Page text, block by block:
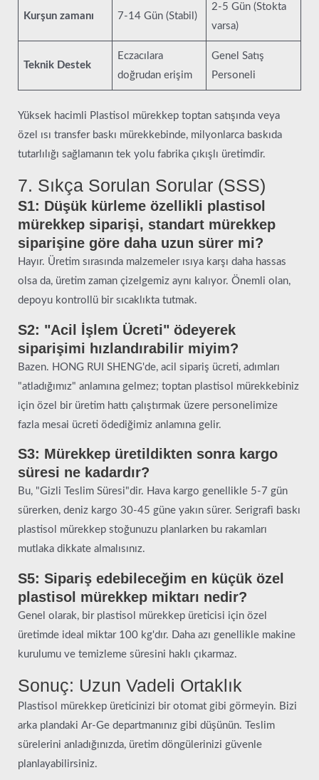
Kurşun zamanı 7-14 Gün (Stabil)
2-5 Gün (Stokta
varsa)
Teknik Destek
Eczacılara
doğrudan erişim
Genel Satış
Personeli
Yüksek hacimli Plastisol mürekkep toptan satışında veya
özel ısı transfer baskı mürekkebinde, milyonlarca baskıda
tutarlılığı sağlamanın tek yolu fabrika çıkışlı üretimdir.
7. Sıkça Sorulan Sorular (SSS)
S1: Düşük kürleme özellikli plastisol
mürekkep siparişi, standart mürekkep
siparişine göre daha uzun sürer mi?
Hayır. Üretim sırasında malzemeler ısıya karşı daha hassas
olsa da, üretim zaman çizelgemiz aynı kalıyor. Önemli olan,
depoyu kontrollü bir sıcaklıkta tutmak.
S2: "Acil İşlem Ücreti" ödeyerek
siparişimi hızlandırabilir miyim?
Bazen. HONG RUI SHENG'de, acil sipariş ücreti, adımları
"atladığımız" anlamına gelmez; toptan plastisol mürekkebiniz
için özel bir üretim hattı çalıştırmak üzere personelimize
fazla mesai ücreti ödediğimiz anlamına gelir.
S3: Mürekkep üretildikten sonra kargo
süresi ne kadardır?
Bu, "Gizli Teslim Süresi"dir. Hava kargo genellikle 5-7 gün
sürerken, deniz kargo 30-45 güne yakın sürer. Serigrafi baskı
plastisol mürekkep stoğunuzu planlarken bu rakamları
mutlaka dikkate almalısınız.
S5: Sipariş edebileceğim en küçük özel
plastisol mürekkep miktarı nedir?
Genel olarak, bir plastisol mürekkep üreticisi için özel
üretimde ideal miktar 100 kg'dır. Daha azı genellikle makine
kurulumu ve temizleme süresini haklı çıkarmaz.
Sonuç: Uzun Vadeli Ortaklık
Plastisol mürekkep üreticinizi bir otomat gibi görmeyin. Bizi
arka plandaki Ar-Ge departmanınız gibi düşünün. Teslim
sürelerini anladığınızda, üretim döngülerinizi güvenle
planlayabilirsiniz.